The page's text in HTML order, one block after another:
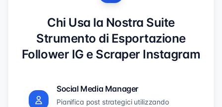
Chi Usa la Nostra Suite
Strumento di Esportazione
Follower IG e Scraper Instagram
Social Media Manager
Pianifica post strategici utilizzando